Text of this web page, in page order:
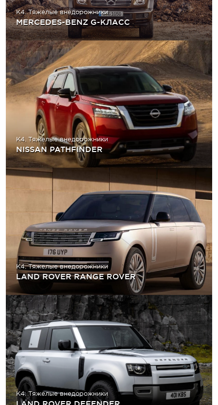
K4. Тяжелые внедорожники
MERCEDES-BENZ G-КЛАСС
K4. Тяжелые внедорожники
NISSAN PATHFINDER
K4. Тяжелые внедорожники
LAND ROVER RANGE ROVER
K4. Тяжелые внедорожники